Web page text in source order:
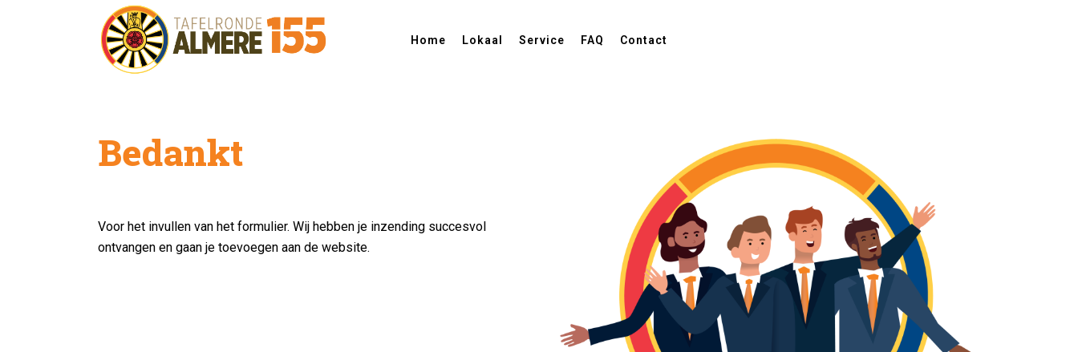
Home Lokaal Service FAQ Contact
Bedankt
Voor het invullen van het formulier. Wij hebben je inzending succesvol
ontvangen en gaan je toevoegen aan de website.